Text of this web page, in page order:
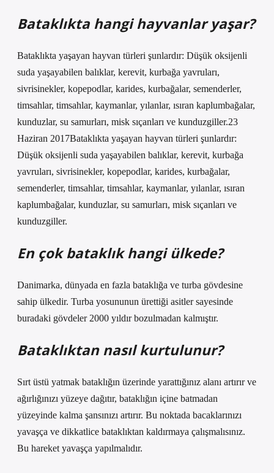
Bataklıkta hangi hayvanlar yaşar?
Bataklıkta yaşayan hayvan türleri şunlardır: Düşük oksijenli
suda yaşayabilen balıklar, kerevit, kurbağa yavruları,
sivrisinekler, kopepodlar, karides, kurbağalar, semenderler,
timsahlar, timsahlar, kaymanlar, yılanlar, ısıran kaplumbağalar,
kunduzlar, su samurları, misk sıçanları ve kunduzgiller.23
Haziran 2017Bataklıkta yaşayan hayvan türleri şunlardır:
Düşük oksijenli suda yaşayabilen balıklar, kerevit, kurbağa
yavruları, sivrisinekler, kopepodlar, karides, kurbağalar,
semenderler, timsahlar, timsahlar, kaymanlar, yılanlar, ısıran
kaplumbağalar, kunduzlar, su samurları, misk sıçanları ve
kunduzgiller.
En çok bataklık hangi ülkede?
Danimarka, dünyada en fazla bataklığa ve turba gövdesine
sahip ülkedir. Turba yosununun ürettiği asitler sayesinde
buradaki gövdeler 2000 yıldır bozulmadan kalmıştır.
Bataklıktan nasıl kurtulunur?
Sırt üstü yatmak bataklığın üzerinde yarattığınız alanı artırır ve
ağırlığınızı yüzeye dağıtır, bataklığın içine batmadan
yüzeyinde kalma şansınızı artırır. Bu noktada bacaklarınızı
yavaşça ve dikkatlice bataklıktan kaldırmaya çalışmalısınız.
Bu hareket yavaşça yapılmalıdır.